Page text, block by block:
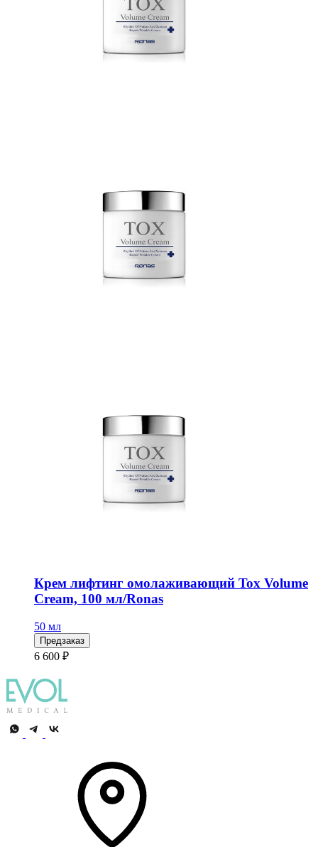
Крем лифтинг омолаживающий Tox Volume
Cream, 100 мл/Ronas
50 мл
Предзаказ
6 600 ₽